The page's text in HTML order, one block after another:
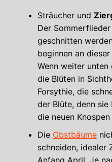
Sträucher und
Der
geschnitten
beginnen an
Wenn weiter
die Blüten in
Forsythie, die
der Blüte, denn
die neuen Knospen
Die Obstbäume
schneiden, idealer
Anfang April. Je